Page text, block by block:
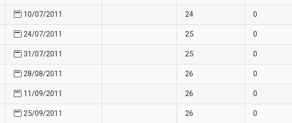
10/07/2011 24 0
24/07/2011 25 0
31/07/2011 25 0
28/08/2011 26 0
11/09/2011 26 0
25/09/2011 26 0